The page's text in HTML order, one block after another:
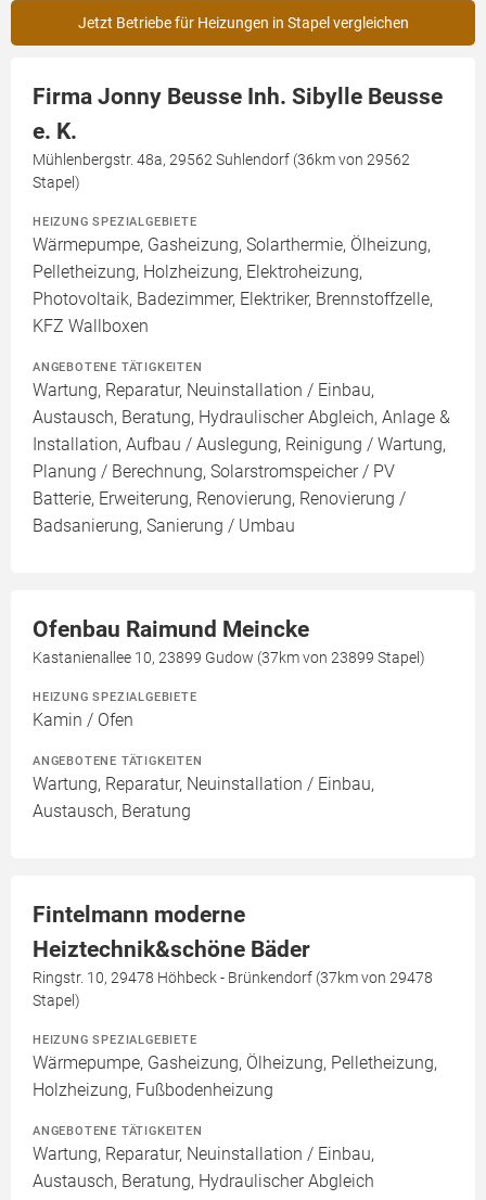
Jetzt Betriebe für Heizungen in Stapel vergleichen
Firma Jonny Beusse Inh. Sibylle Beusse
e. K.
Mühlenbergstr. 48a, 29562 Suhlendorf (36km von 29562
Stapel)
HEIZUNG SPEZIALGEBIETE
Wärmepumpe, Gasheizung, Solarthermie, Ölheizung,
Pelletheizung, Holzheizung, Elektroheizung,
Photovoltaik, Badezimmer, Elektriker, Brennstoffzelle,
KFZ Wallboxen
ANGEBOTENE TÄTIGKEITEN
Wartung, Reparatur, Neuinstallation / Einbau,
Austausch, Beratung, Hydraulischer Abgleich, Anlage &
Installation, Aufbau / Auslegung, Reinigung / Wartung,
Planung / Berechnung, Solarstromspeicher / PV
Batterie, Erweiterung, Renovierung, Renovierung /
Badsanierung, Sanierung / Umbau
Ofenbau Raimund Meincke
Kastanienallee 10, 23899 Gudow (37km von 23899 Stapel)
HEIZUNG SPEZIALGEBIETE
Kamin / Ofen
ANGEBOTENE TÄTIGKEITEN
Wartung, Reparatur, Neuinstallation / Einbau,
Austausch, Beratung
Fintelmann moderne
Heiztechnik&schöne Bäder
Ringstr. 10, 29478 Höhbeck - Brünkendorf (37km von 29478
Stapel)
HEIZUNG SPEZIALGEBIETE
Wärmepumpe, Gasheizung, Ölheizung, Pelletheizung,
Holzheizung, Fußbodenheizung
ANGEBOTENE TÄTIGKEITEN
Wartung, Reparatur, Neuinstallation / Einbau,
Austausch, Beratung, Hydraulischer Abgleich